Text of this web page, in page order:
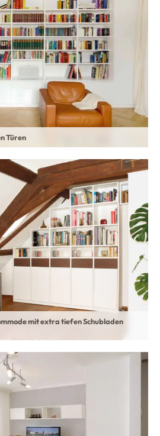
Türen
mit extra tiefen Schubladen